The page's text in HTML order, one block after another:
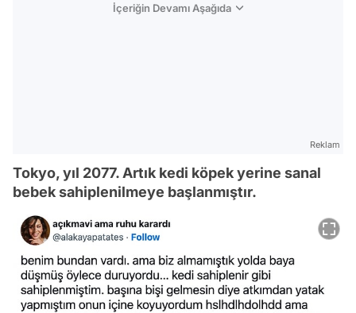
İçeriğin Devamı Aşağıda
Reklam
Tokyo, yıl 2077. Artık kedi köpek yerine sanal
bebek sahiplenilmeye başlanmıştır.